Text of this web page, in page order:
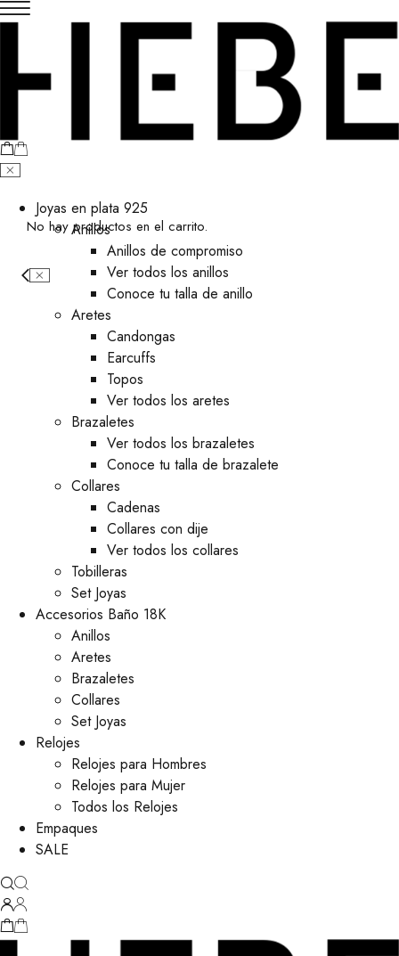
No hay productos en el carrito.
Joyas en plata 925
Anillos
Anillos de compromiso
Ver todos los anillos
Conoce tu talla de anillo
Aretes
⁠Candongas
Earcuffs
Topos
Ver todos los aretes
Brazaletes
Ver todos los brazaletes
Conoce tu talla de brazalete
Collares
Cadenas
Collares con dije
Ver todos los collares
Tobilleras
Set Joyas
Accesorios Baño 18K
Anillos
Aretes
Brazaletes
Collares
Set Joyas
Relojes
Relojes para Hombres
Relojes para Mujer
Todos los Relojes
Empaques
SALE